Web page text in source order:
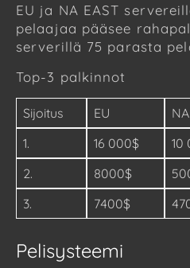
EU ja NA EAST
pelaajaa pääsee
serverillä 75 parasta
Top-3 palkinnot
Sijoitus EU
1.
16 000$ 10
2.
8000$
3.
7400$
Pelisysteemi